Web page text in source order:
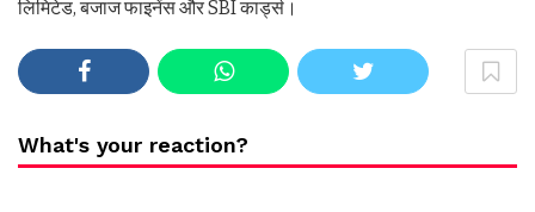
लिमिटेड, बजाज फाइनेंस और SBI कार्ड्स।
What's your reaction?